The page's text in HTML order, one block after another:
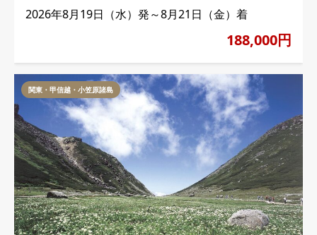
2026年8月19日（水）発～8月21日（金）着
188,000円
関東・甲信越・小笠原諸島